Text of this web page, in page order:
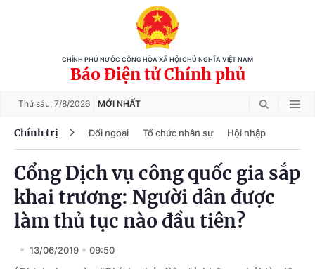
CHÍNH PHỦ NƯỚC CỘNG HÒA XÃ HỘI CHỦ NGHĨA VIỆT NAM
Báo Điện tử Chính phủ
Thứ sáu, 7/8/2026 MỚI NHẤT
Chính trị Đối ngoại Tổ chức nhân sự Hội nhập
Cổng Dịch vụ công quốc gia sắp
khai trương: Người dân được
làm thủ tục nào đầu tiên?
13/06/2019 09:50